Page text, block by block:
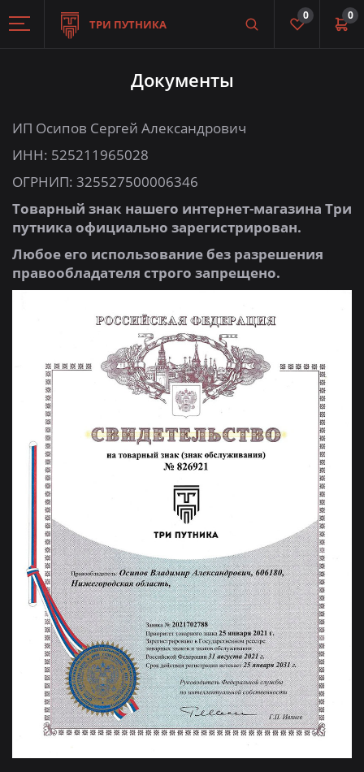
ТРИ ПУТНИКА
0
0
Документы
ИП Осипов Сергей Александрович
ИНН: 525211965028
ОГРНИП: 325527500006346
Товарный знак нашего интернет-магазина Три
путника официально зарегистрирован.
Любое его использование без разрешения
правообладателя строго запрещено.